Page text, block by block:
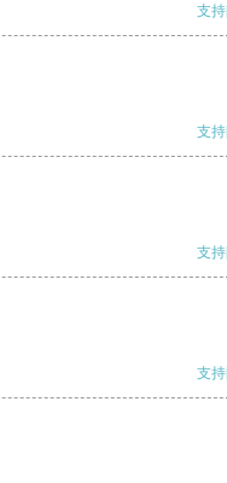
支持
支持
支持
支持